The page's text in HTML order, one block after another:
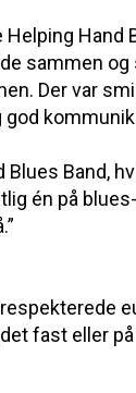
Hand
sammen og
Der var
Blues Band,
én på
fast eller